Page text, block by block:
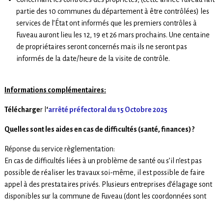
partie des 10 communes du département à être contrôlées) les
services de l’État ont informés que les premiers contrôles à
Fuveau auront lieu les 12, 19 et 26 mars prochains. Une centaine
de propriétaires seront concernés mais ils ne seront pas
informés de la date/heure de la visite de contrôle.
Informations complémentaires:
Télécharger l ‘arrêté préfectoral du 15 Octobre 2025
Quelles sont les aides en cas de difficultés (santé, finances) ?
Réponse du service règlementation:
En cas de difficultés liées à un problème de santé ou s’il n’est pas
possible de réaliser les travaux soi-même, il est possible de faire
appel à des prestataires privés. Plusieurs entreprises d’élagage sont
disponibles sur la commune de Fuveau (dont les coordonnées sont